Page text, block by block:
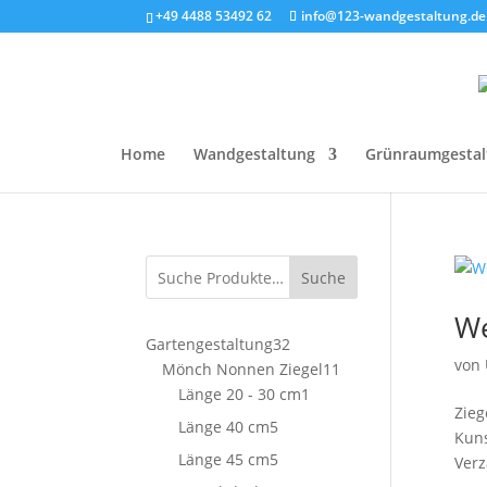
+49 4488 53492 62 info@123-wandgestaltung.de
Home Wandgestaltung
von
Suche
Gartengestaltung32
Produkte
Mönch Nonnen Ziegel11
Länge 20 - 30 cm1
Länge 40 cm5
Länge 45 cm5